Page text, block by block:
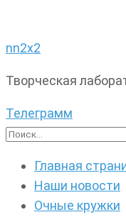
nn2x2
Творческая
Телеграмм
Найти:
Главная
Наши новости
Очные кружки